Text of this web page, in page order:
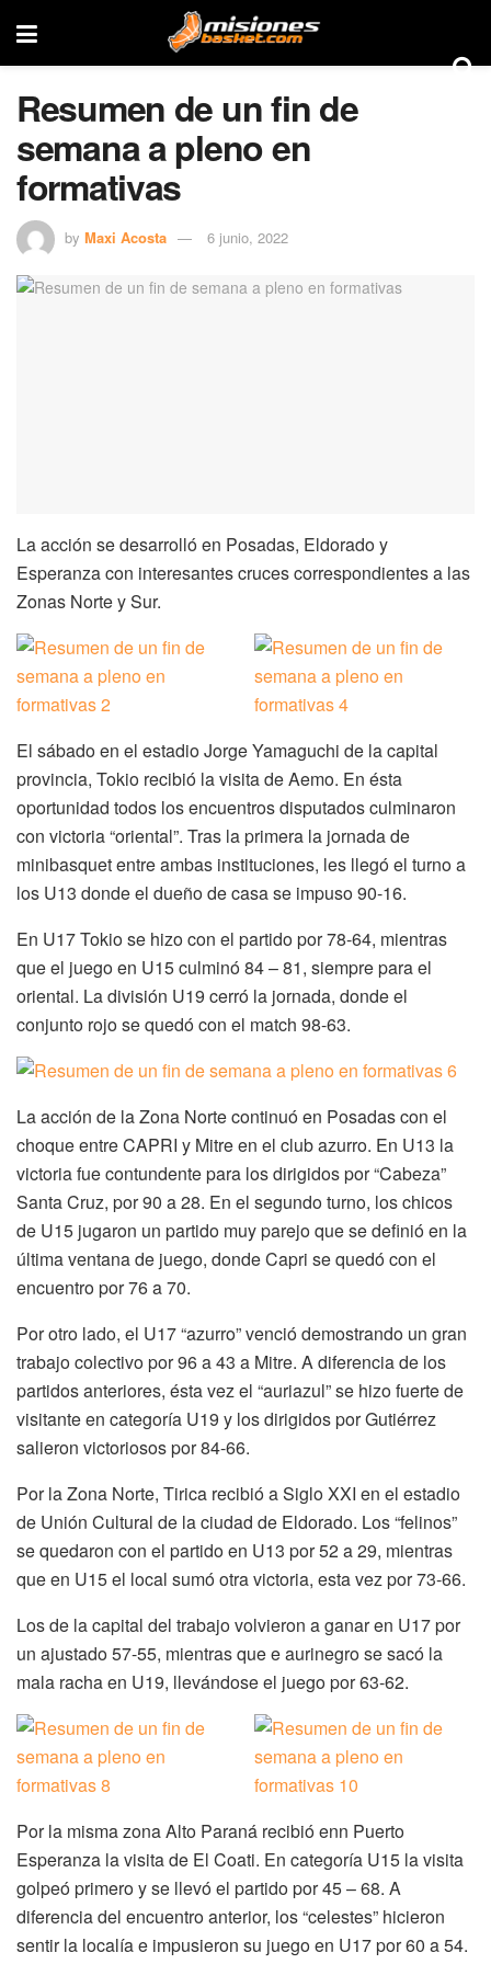
Resumen de un fin de
semana a pleno en
formativas
by Maxi Acosta 6 junio, 2022
La acción se desarrolló en Posadas, Eldorado y
Esperanza con interesantes cruces correspondientes a las
Zonas Norte y Sur.
El sábado en el estadio Jorge Yamaguchi de la capital
provincia, Tokio recibió la visita de Aemo. En ésta
oportunidad todos los encuentros disputados culminaron
con victoria “oriental”. Tras la primera la jornada de
minibasquet entre ambas instituciones, les llegó el turno a
los U13 donde el dueño de casa se impuso 90-16.
En U17 Tokio se hizo con el partido por 78-64, mientras
que el juego en U15 culminó 84 – 81, siempre para el
oriental. La división U19 cerró la jornada, donde el
conjunto rojo se quedó con el match 98-63.
La acción de la Zona Norte continuó en Posadas con el
choque entre CAPRI y Mitre en el club azurro. En U13 la
victoria fue contundente para los dirigidos por “Cabeza”
Santa Cruz, por 90 a 28. En el segundo turno, los chicos
de U15 jugaron un partido muy parejo que se definió en la
última ventana de juego, donde Capri se quedó con el
encuentro por 76 a 70.
Por otro lado, el U17 “azurro” venció demostrando un gran
trabajo colectivo por 96 a 43 a Mitre. A diferencia de los
partidos anteriores, ésta vez el “auriazul” se hizo fuerte de
visitante en categoría U19 y los dirigidos por Gutiérrez
salieron victoriosos por 84-66.
Por la Zona Norte, Tirica recibió a Siglo XXI en el estadio
de Unión Cultural de la ciudad de Eldorado. Los “felinos”
se quedaron con el partido en U13 por 52 a 29, mientras
que en U15 el local sumó otra victoria, esta vez por 73-66.
Los de la capital del trabajo volvieron a ganar en U17 por
un ajustado 57-55, mientras que e aurinegro se sacó la
mala racha en U19, llevándose el juego por 63-62.
Por la misma zona Alto Paraná recibió enn Puerto
Esperanza la visita de El Coati. En categoría U15 la visita
golpeó primero y se llevó el partido por 45 – 68. A
diferencia del encuentro anterior, los “celestes” hicieron
sentir la localía e impusieron su juego en U17 por 60 a 54.